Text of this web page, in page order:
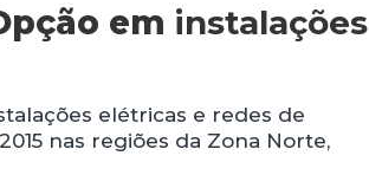
em instalações
elétricas e redes de
nas regiões da Zona Norte,